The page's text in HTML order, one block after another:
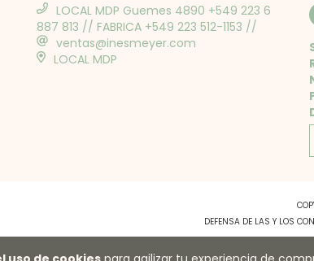
LOCAL MDP Guemes 4890 +549 223 6
887 813 // FABRICA +549 223 512-1153 //
ventas@inesmeyer.com
LOCAL MDP
DEFENSA DE LAS Y LOS